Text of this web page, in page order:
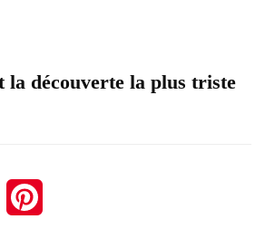
la découverte la plus triste
WhatsApp